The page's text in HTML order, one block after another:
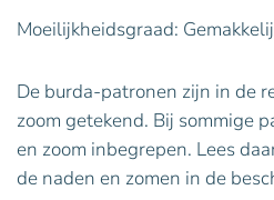
Moeilijkheidsgraad:
De burda-patronen zijn in de
zoom getekend. Bij sommige
en zoom inbegrepen. Lees
de naden en zomen in de